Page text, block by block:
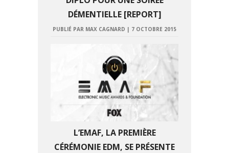
DÉMENTIELLE [REPORT]
PUBLIÉ PAR MAX CAGNARD | 7 OCTOBRE 2015
L’EMAF, LA PREMIÈRE
CÉRÉMONIE EDM, SE PRÉSENTE